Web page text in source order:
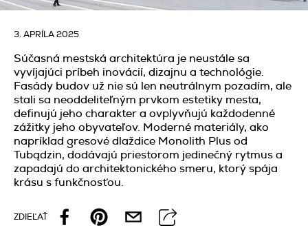
3. APRÍLA 2025
Súčasná mestská architektúra je neustále sa
vyvíjajúci príbeh inovácií, dizajnu a technológie.
Fasády budov už nie sú len neutrálnym pozadím, ale
stali sa neoddeliteľným prvkom estetiky mesta,
definujú jeho charakter a ovplyvňujú každodenné
zážitky jeho obyvateľov. Moderné materiály, ako
napríklad gresové dlaždice Monolith Plus od
Tubądzin, dodávajú priestorom jedinečný rytmus a
zapadajú do architektonického smeru, ktorý spája
krásu s funkčnosťou.
ZDIEĽAŤ